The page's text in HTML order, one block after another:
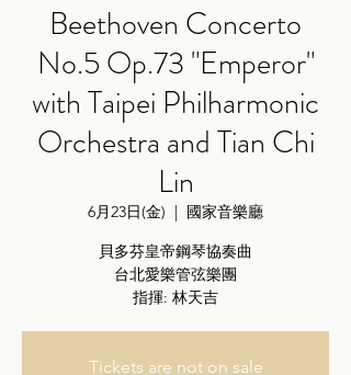
Beethoven Concerto
No.5 Op.73 "Emperor"
with Taipei Philharmonic
Orchestra and Tian Chi
Lin
6月23日(金)
  |
國家音樂廳
貝多芬皇帝鋼琴協奏曲
台北愛樂管弦樂團
指揮: 林天吉
Tickets are not on sale